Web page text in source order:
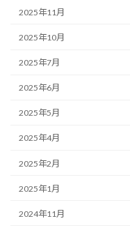
2025年11月
2025年10月
2025年7月
2025年6月
2025年5月
2025年4月
2025年2月
2025年1月
2024年11月